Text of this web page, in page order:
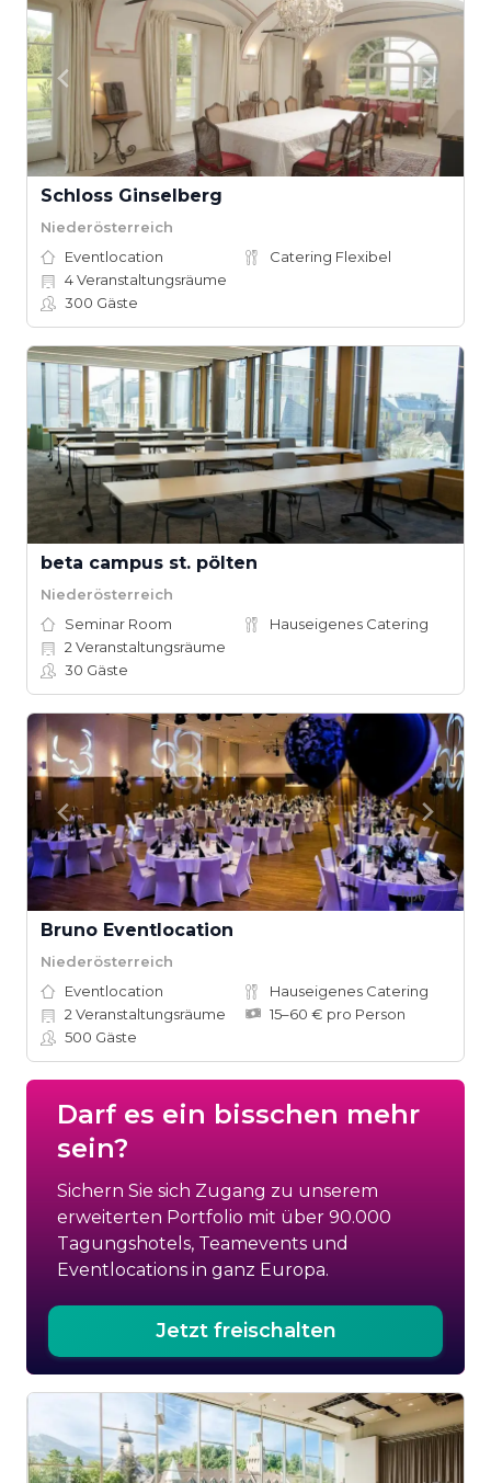
Schloss Ginselberg
Niederösterreich
Eventlocation
Catering Flexibel
4Veranstaltungsräume
300 Gäste
beta campus st. pölten
Niederösterreich
Seminar Room
Hauseigenes Catering
2 Veranstaltungsräume
30 Gäste
Bruno Eventlocation
Niederösterreich
Eventlocation
Hauseigenes Catering
2 Veranstaltungsräume
15–60 € pro Person
500 Gäste
Darf es ein bisschen mehr
sein?
Sichern Sie sich Zugang zu unserem
erweiterten Portfolio mit über 90.000
Tagungshotels, Teamevents und
Eventlocations in ganz Europa.
Jetzt freischalten